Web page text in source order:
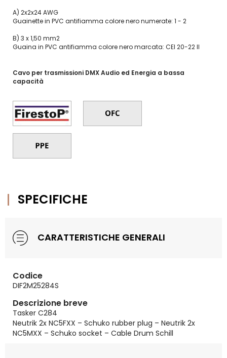
A) 2x2x24 AWG
Guainette in PVC antifiamma colore nero numerate: 1 - 2
B) 3 x 1,50 mm2
Guaina in PVC antifiamma colore nero marcata: CEI 20-22 II
Cavo per trasmissioni DMX Audio ed Energia a bassa
capacità
SPECIFICHE
CARATTERISTICHE GENERALI
Codice
DIF2M25284S
Descrizione breve
Tasker C284
Neutrik 2x NC5FXX – Schuko rubber plug – Neutrik 2x
NC5MXX – Schuko socket – Cable Drum Schill